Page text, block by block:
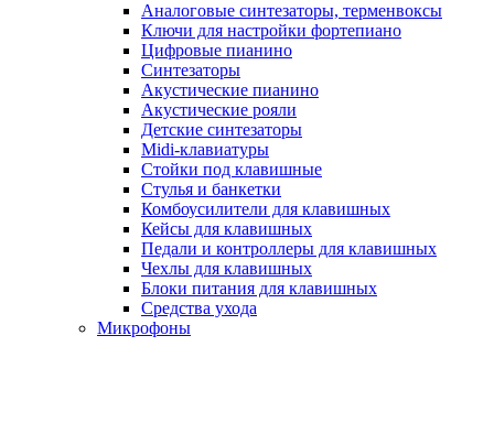
Аналоговые синтезаторы, терменвоксы
Ключи для настройки фортепиано
Цифровые пианино
Синтезаторы
Акустические пианино
Акустические рояли
Детские синтезаторы
Midi-клавиатуры
Стойки под клавишные
Стулья и банкетки
Комбоусилители для клавишных
Кейсы для клавишных
Педали и контроллеры для клавишных
Чехлы для клавишных
Блоки питания для клавишных
Средства ухода
Микрофоны